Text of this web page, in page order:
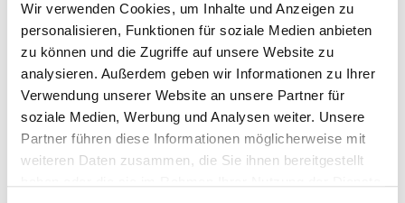
Wir verwenden Cookies, um Inhalte und Anzeigen zu
personalisieren, Funktionen für soziale Medien anbieten
zu können und die Zugriffe auf unsere Website zu
analysieren. Außerdem geben wir Informationen zu Ihrer
Verwendung unserer Website an unsere Partner für
soziale Medien, Werbung und Analysen weiter. Unsere
Partner führen diese Informationen möglicherweise mit
weiteren Daten zusammen, die Sie ihnen bereitgestellt
Mitarbeitenden – unabhängig vom aktuellen
Gesundheitszustand. Prävention funktioniert am
besten, wenn sie universell und inklusiv ist. Niemand
soll das Gefühl bekommen, einen „Kranken-Stempel“
aufgedrückt zu bekommen. Stattdessen stärken wir
die Gesundheitskompetenz des gesamten Teams.